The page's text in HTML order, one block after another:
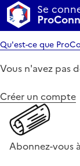
Se
Qu'est-ce que
Vous n'avez pas
Créer un compte
Abonnez-vous